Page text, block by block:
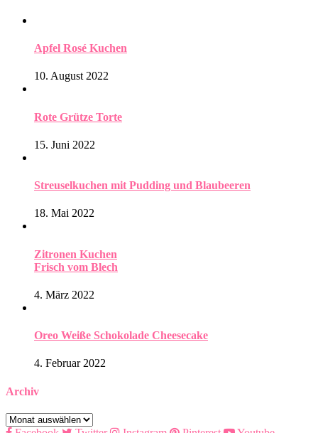
Apfel Rosé Kuchen
10. August 2022
Rote Grütze Torte
15. Juni 2022
Streuselkuchen mit Pudding und Blaubeeren
18. Mai 2022
Zitronen Kuchen
Frisch vom Blech
4. März 2022
Oreo Weiße Schokolade Cheesecake
4. Februar 2022
Archiv
Archiv